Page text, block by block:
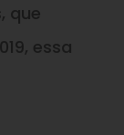
que
essa